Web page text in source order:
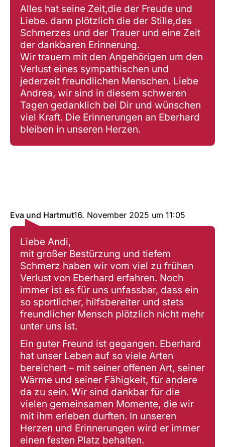
Alles hat seine Zeit,die der Freude und
Liebe. dann plötzlich die der Stille,des
Schmerzes und der Trauer und eine Zeit
der dankbaren Erinnerung.
Wir trauern mit den Angehörigen um den
Verlust eines sympathischen und
jederzeit freundlichen Menschen. Liebe
Andrea, wir sind in diesem schweren
Tagen gedanklich bei Dir und wünschen
viel Kraft. Die Erinnerungen an Eberhard
bleiben in unseren Herzen.
Eva und Hartmut16. November 2025 um 11:05
Liebe Andi,
mit großer Bestürzung und tiefem
Schmerz haben wir vom viel zu frühen
Verlust von Eberhard erfahren. Noch
immer ist es für uns unfassbar, dass ein
so sportlicher, hilfsbereiter und stets
freundlicher Mensch plötzlich nicht mehr
unter uns ist.
Ein guter Freund ist gegangen. Eberhard
hat unser Leben auf so viele Arten
bereichert – mit seiner offenen Art, seiner
Wärme und seiner Fähigkeit, für andere
da zu sein. Wir sind dankbar für die
vielen gemeinsamen Momente, die wir
mit ihm erleben durften. In unseren
Herzen und Erinnerungen wird er immer
einen festen Platz behalten.